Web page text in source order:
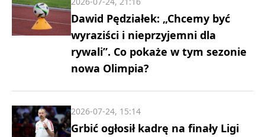
Dawid Pędziałek: „Chcemy być
wyraziści i nieprzyjemni dla
rywali”. Co pokaże w tym sezonie
nowa Olimpia?
Grbić ogłosił kadrę na finały Ligi
2026-07-24, 15:14